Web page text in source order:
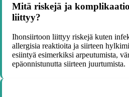
Mitä riskejä ja
liittyy?
Ihonsiirtoon liittyy riskejä kuten
allergisia reaktioita ja siirteen
esiintyä esimerkiksi arpeutumista,
epäonnistunutta siirteen juurtumista.